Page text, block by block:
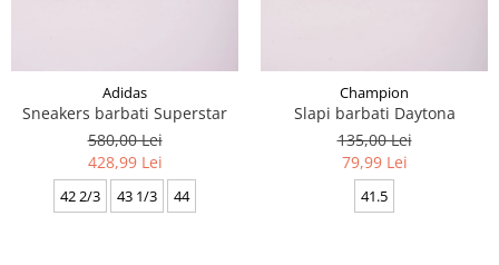
Adidas
Sneakers barbati Superstar
580,00 Lei
428,99 Lei
42 2/3 43 1/3 44
Champion
Slapi barbati Daytona
135,00 Lei
79,99 Lei
41.5